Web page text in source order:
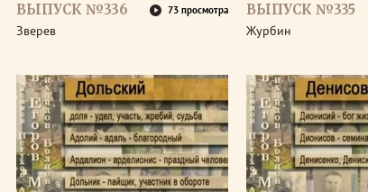
ВЫПУСК №336 73 просмотра
Зверев
ВЫПУСК №335
Журбин